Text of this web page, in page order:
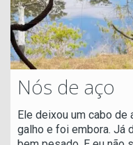
Nós de aço
Ele deixou um cabo de
galho e foi embora. Já